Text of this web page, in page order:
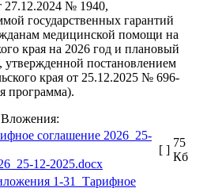
27.12.2024 № 1940,
государственных гарантий
медицинской помощи на
края на 2026 год и плановый
утвержденной постановлением
края от 25.12.2025 № 696-
программа).
Вложения:
12-2025.docx
[ ]
75
Кб